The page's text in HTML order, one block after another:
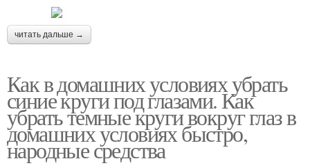
читать дальше →
Как в домашних условиях убрать
синие круги под глазами. Как
убрать темные круги вокруг глаз в
домашних условиях быстро,
народные средства